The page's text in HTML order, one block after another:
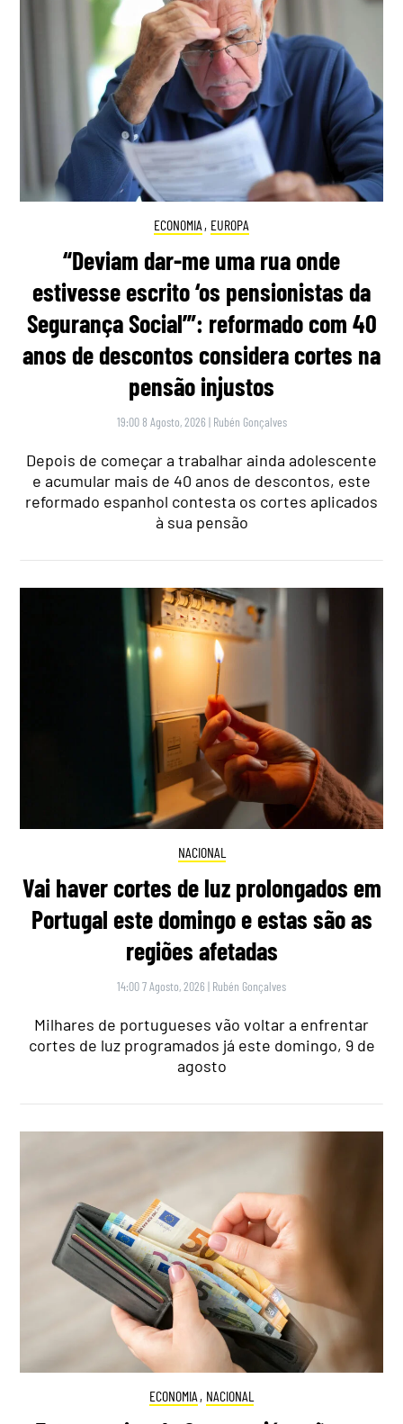
ECONOMIA , EUROPA
“Deviam dar-me uma rua onde
estivesse escrito ‘os pensionistas da
Segurança Social’”: reformado com 40
anos de descontos considera cortes na
pensão injustos
19:00 8 Agosto, 2026 | Rubén Gonçalves
Depois de começar a trabalhar ainda adolescente
e acumular mais de 40 anos de descontos, este
reformado espanhol contesta os cortes aplicados
à sua pensão
NACIONAL
Vai haver cortes de luz prolongados em
Portugal este domingo e estas são as
regiões afetadas
14:00 7 Agosto, 2026 | Rubén Gonçalves
Milhares de portugueses vão voltar a enfrentar
cortes de luz programados já este domingo, 9 de
agosto
ECONOMIA , NACIONAL